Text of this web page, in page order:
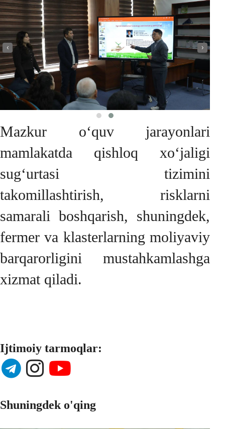
‹ ›
Mazkur o‘quv jarayonlari
mamlakatda qishloq xo‘jaligi
sug‘urtasi tizimini
takomillashtirish, risklarni
samarali boshqarish, shuningdek,
fermer va klasterlarning moliyaviy
barqarorligini mustahkamlashga
xizmat qiladi.
Ijtimoiy tarmoqlar:
Shuningdek o'qing